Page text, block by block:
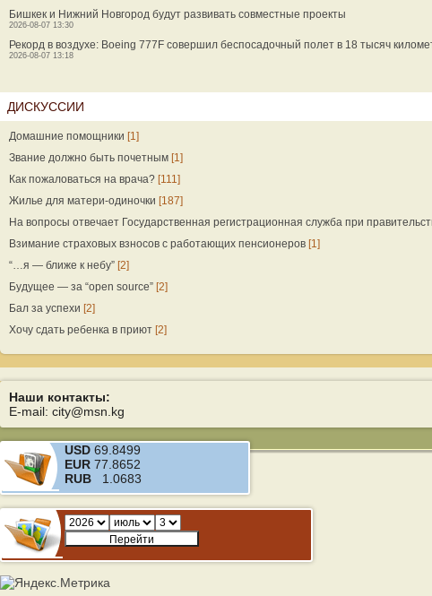
Бишкек и Нижний Новгород будут развивать совместные проекты
2026-08-07 13:30
Рекорд в воздухе: Boeing 777F совершил беспосадочный полет в 18 тысяч
2026-08-07 13:18
ДИСКУССИИ
Домашние помощники [1]
Звание должно быть почетным [1]
Как пожаловаться на врача? [111]
Жилье для матери-одиночки [187]
На вопросы отвечает Государственная регистрационная служба при
Взимание страховых взносов с работающих пенсионеров [1]
“…я — ближе к небу” [2]
Будущее — за “open source” [2]
Бал за успехи [2]
Хочу сдать ребенка в приют [2]
Наши контакты:
E-mail: city@msn.kg
USD 69.8499
EUR 77.8652
RUB 1.0683